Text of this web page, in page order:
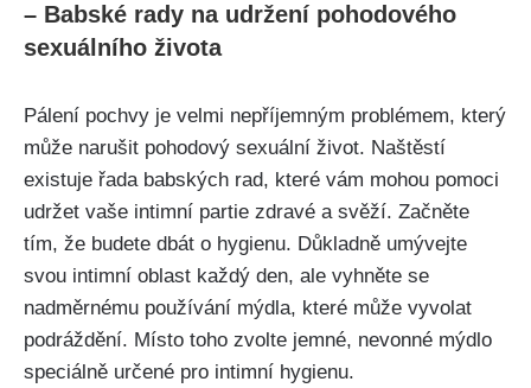
– Babské rady na⁣ udržení pohodového‍
sexuálního​ života
Pálení pochvy je⁢ velmi nepříjemným⁢ problémem, který
může narušit pohodový sexuální život. Naštěstí
existuje⁤ řada babských ⁣rad, ⁤které vám mohou ‍pomoci
udržet vaše intimní partie zdravé⁣ a svěží.‌ Začněte
tím, že ‌budete dbát⁢ o hygienu. ⁢Důkladně umývejte
svou intimní oblast každý den, ale vyhněte se
nadměrnému​ používání mýdla, které‌ může vyvolat
podráždění. Místo toho zvolte ⁤jemné, nevonné mýdlo
speciálně určené ⁤pro intimní‍ hygienu. ‌